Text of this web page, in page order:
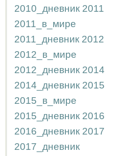
2010_дневник 2011
2011_в_мире
2011_дневник 2012
2012_в_мире
2012_дневник 2014
2014_дневник 2015
2015_в_мире
2015_дневник 2016
2016_дневник 2017
2017_дневник